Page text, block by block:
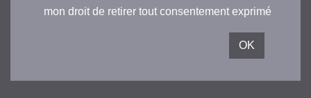
mon droit de retirer tout consentement exprimé